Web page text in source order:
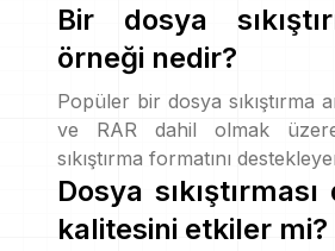
Bir dosya
örneği nedir?
Popüler bir dosya sıkıştırma
ve RAR dahil olmak
sıkıştırma formatını
Dosya
kalitesini etkiler mi?